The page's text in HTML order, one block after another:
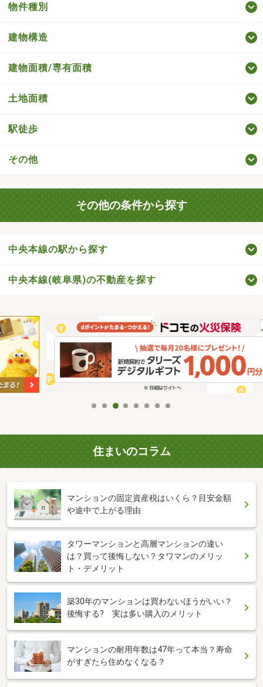
物件種別
建物構造
建物面積/専有面積
土地面積
駅徒歩
その他
その他の条件から探す
中央本線の駅から探す
中央本線(岐阜県)の不動産を探す
住まいのコラム
マンションの固定資産税はいくら？目安金額
や途中で上がる理由
タワーマンションと高層マンションの違い
は？買って後悔しない？タワマンのメリッ
ト・デメリット
築30年のマンションは買わないほうがいい？
後悔する? 実は多い購入のメリット
マンションの耐用年数は47年って本当？寿命
がすぎたら住めなくなる？